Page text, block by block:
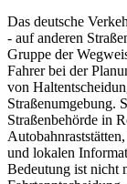
Das deutsche
- auf anderen
Gruppe der
Fahrer bei der
von
Straßenumgebung.
Straßenbehörde in
und lokalen
Bedeutung ist nicht